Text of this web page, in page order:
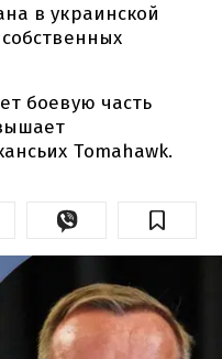
в украинской
боевую часть
Tomahawk.